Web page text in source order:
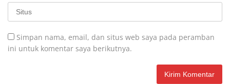
Simpan nama, email, dan situs web saya pada peramban
ini untuk komentar saya berikutnya.